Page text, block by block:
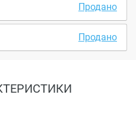
Продано
Продано